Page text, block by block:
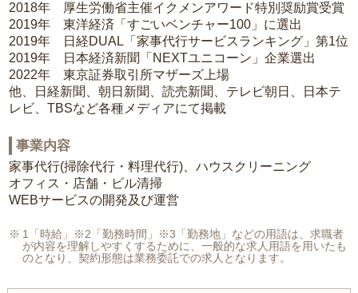
2018年 厚生労働省主催イクメンアワード特別奨励賞受賞
2019年 東洋経済「すごいベンチャー100」に選出
2019年 日経DUAL「家事代行サービスランキング」第1位
2019年 日本経済新聞「NEXTユニコーン」企業選出
2022年 東京証券取引所マザーズ上場
他、日経新聞、朝日新聞、読売新聞、テレビ朝日、日本テ
レビ、TBSなど各種メディアにて掲載
事業内容
家事代行(掃除代行・料理代行)、ハウスクリーニング
オフィス・店舗・ビル清掃
WEBサービスの開発及び運営
1「時給」※2「勤務時間」※3「勤務地」などの用語は、求職者
が内容を理解しやすくするために、一般的な求人用語を用いたも
のとなり、契約形態は業務委託での求人となります。